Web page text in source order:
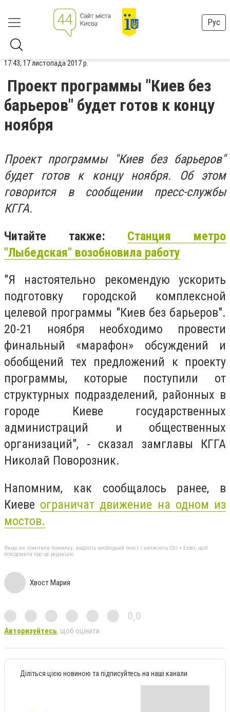
Рус
17:43, 17 листопада 2017 р.
Проект программы "Киев без
барьеров" будет готов к концу
ноября
Проект программы "Киев без барьеров"
будет готов к концу ноября. Об этом
говорится в сообщении пресс-службы
КГГА.
Читайте также: Станция метро
"Лыбедская" возобновила работу
"Я настоятельно рекомендую ускорить
подготовку городской комплексной
целевой программы "Киев без барьеров".
20-21 ноября необходимо провести
финальный «марафон» обсуждений и
обобщений тех предложений к проекту
программы, которые поступили от
структурных подразделений, районных в
городе Киеве государственных
администраций и общественных
организаций", - сказал замглавы КГГА
Николай Поворозник.
Напомним, как сообщалось ранее, в
Киеве ограничат движение на одном из
мостов.
Якщо ви помітили помилку, виділіть необхідний текст і натисніть Ctrl + Enter, щоб
повідомити про це редакцію
Хвост Мария
0,0
Авторизуйтесь, щоб оцінити
Діліться цією новиною та підписуйтесь на наші канали